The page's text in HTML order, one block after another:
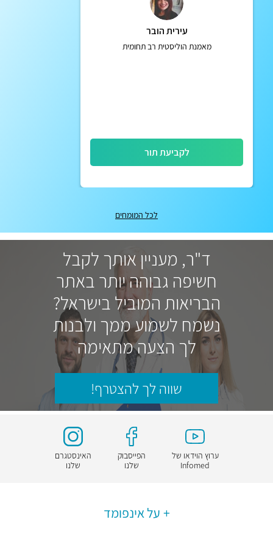
עירית הובר
מאמנת הוליסטית רב תחומית
לקביעת תור
לכל המומחים
ד"ר, מעניין אותך לקבל
חשיפה גבוהה יותר באתר
הבריאות המוביל בישראל?
נשמח לשמוע ממך ולבנות
לך הצעה מתאימה
שווה לך להצטרף!
ערוץ הוידאו של
Infomed
הפייסבוק
שלנו
האינסטגרם
שלנו
על אינפומד